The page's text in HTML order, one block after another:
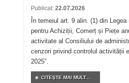
Publicat: 22.07.2026
În temeiul art. 9 alin. (1) din
pentru Achiziții, Comerț și Piețe
activitate al Consiliului de
cenzori privind controlul activității
2025”.
CITEŞTE MAI MULT...